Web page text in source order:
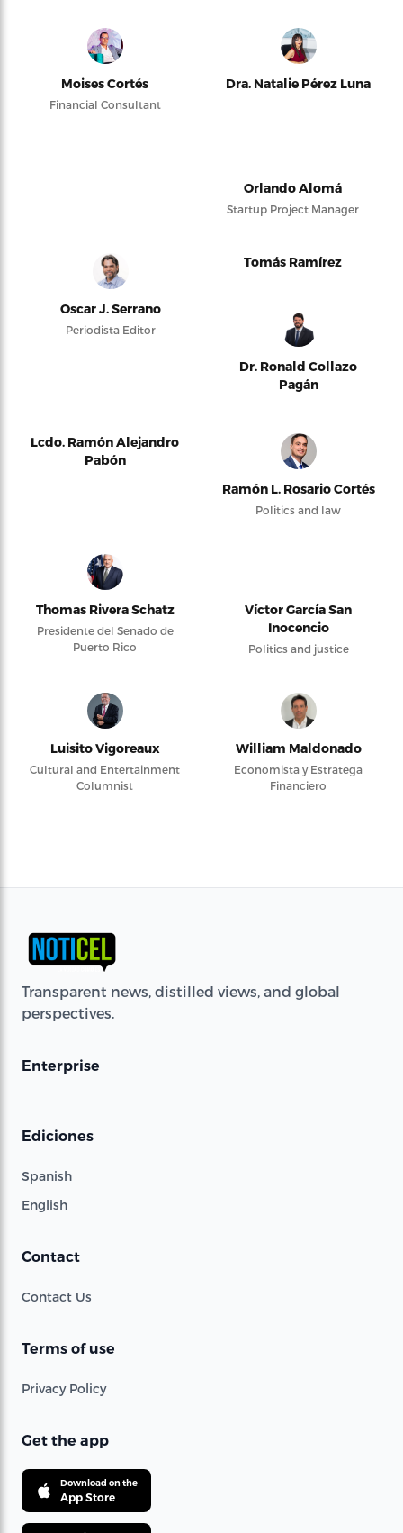
Moises Cortés
Financial Consultant
Dra. Natalie Pérez Luna
Orlando Alomá
Startup Project Manager
Oscar J. Serrano
Periodista Editor
Tomás Ramírez
Dr. Ronald Collazo
Pagán
Lcdo. Ramón Alejandro
Pabón
Ramón L. Rosario Cortés
Politics and law
Thomas Rivera Schatz
Presidente del Senado de
Puerto Rico
Víctor García San
Inocencio
Politics and justice
Luisito Vigoreaux
Cultural and Entertainment
Columnist
William Maldonado
Economista y Estratega
Financiero
Transparent news, distilled views, and global
perspectives.
Enterprise
Ediciones
Spanish
English
Contact
Contact Us
Terms of use
Privacy Policy
Get the app
Download on the
App Store